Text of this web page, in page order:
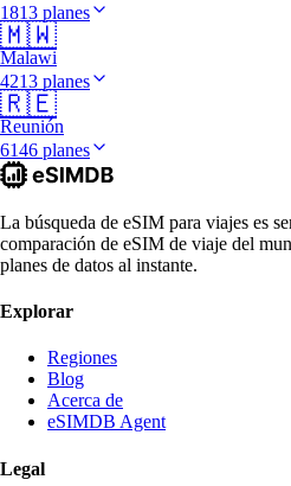
1813 planes
🇲🇼
Malawi
4213 planes
🇷🇪
Reunión
6146 planes
La búsqueda de eSIM para viajes es
comparación de eSIM de viaje del
planes de datos al instante.
Explorar
Regiones
Blog
Acerca de
eSIMDB Agent
Legal